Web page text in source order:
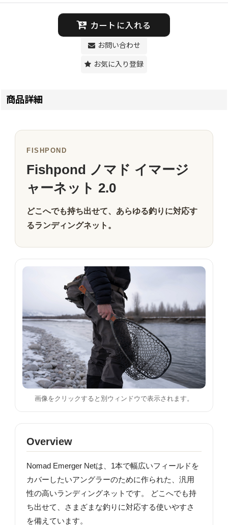
カートに入れる
お問い合わせ
お気に入り登録
商品詳細
FISHPOND
Fishpond ノマド イマージ
ャーネット 2.0
どこへでも持ち出せて、あらゆる釣りに対応す
るランディングネット。
画像をクリックすると別ウィンドウで表示されます。
Overview
Nomad Emerger Netは、1本で幅広いフィールドを
カバーしたいアングラーのために作られた、汎用
性の高いランディングネットです。 どこへでも持
ち出せて、さまざまな釣りに対応する使いやすさ
を備えています。